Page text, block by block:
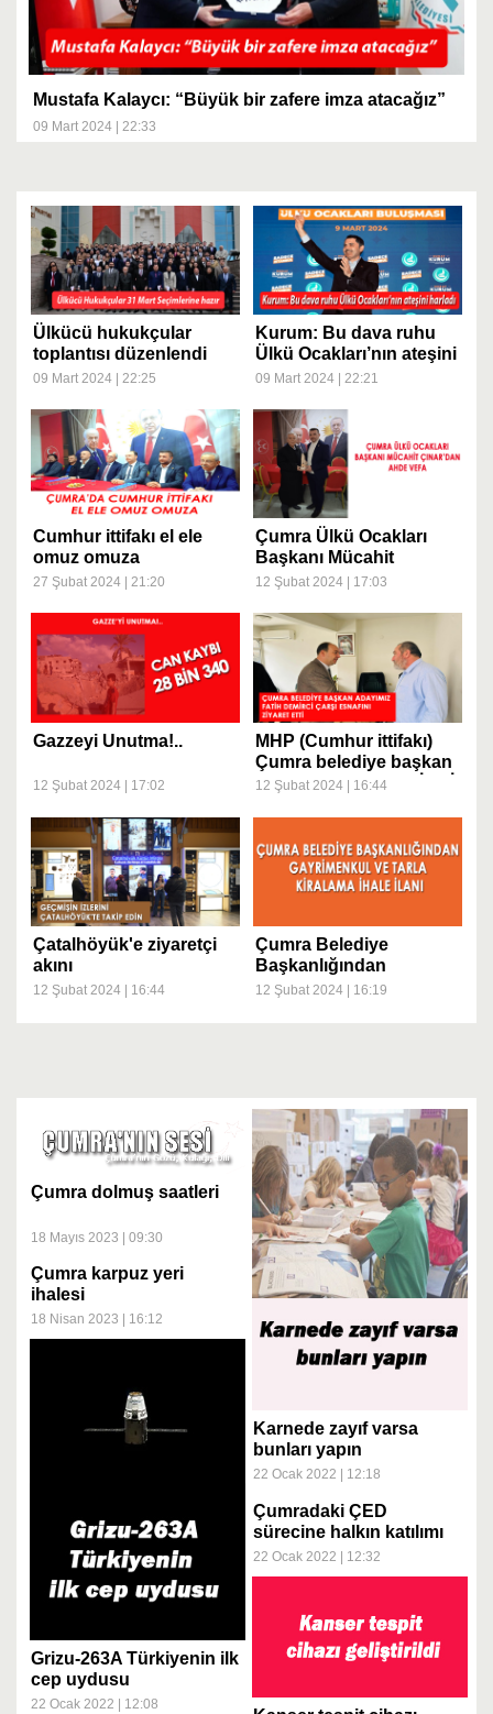
Mustafa Kalaycı: “Büyük bir zafere imza atacağız”
09 Mart 2024 | 22:33
Ülkücü hukukçular
toplantısı düzenlendi
09 Mart 2024 | 22:25
Kurum: Bu dava ruhu
Ülkü Ocakları’nın ateşini
harladı
09 Mart 2024 | 22:21
Cumhur ittifakı el ele
omuz omuza
27 Şubat 2024 | 21:20
Çumra Ülkü Ocakları
Başkanı Mücahit
ÇINAR'dan Ahde Vefa
12 Şubat 2024 | 17:03
Gazzeyi Unutma!..
12 Şubat 2024 | 17:02
MHP (Cumhur ittifakı)
Çumra belediye başkan
adayımız Fatih DEMİRCİ
12 Şubat 2024 | 16:44
Çatalhöyük'e ziyaretçi
akını
12 Şubat 2024 | 16:44
Çumra Belediye
Başkanlığından
Gayrimenkul ve Tarla
12 Şubat 2024 | 16:19
Çumra dolmuş saatleri
18 Mayıs 2023 | 09:30
Çumra karpuz yeri
ihalesi
18 Nisan 2023 | 16:12
Grizu-263A Türkiyenin ilk
cep uydusu
22 Ocak 2022 | 12:08
Karnede zayıf varsa
bunları yapın
22 Ocak 2022 | 12:18
Çumradaki ÇED
sürecine halkın katılımı
toplantı daveti
22 Ocak 2022 | 12:32